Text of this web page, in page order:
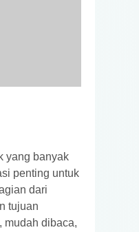
yang banyak
penting untuk
dari
tujuan
mudah dibaca,